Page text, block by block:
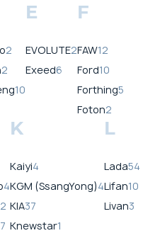
2
2
10
E
EVOLUTE2
Exeed6
F
FAW12
Ford10
Forthing5
Foton2
4
2
7
K
Kaiyi4
KGM (SsangYong)4
KIA37
Knewstar1
L
Lada54
Lifan10
Livan3